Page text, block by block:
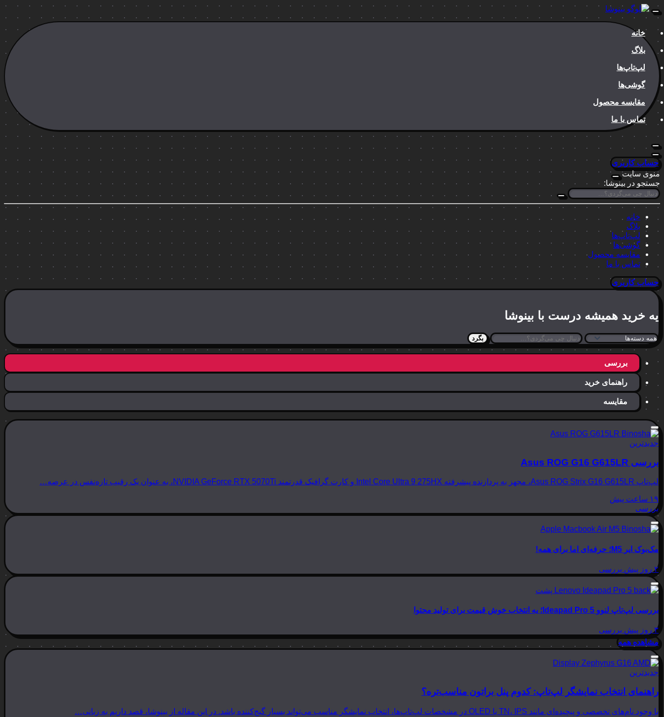
خانه
بلاگ
لپ‌تاپ‌ها
گوشی‌ها
مقایسه محصول
تماس با ما
حساب کاربری
منوی سایت
جستجو در بینوشا:
خانه
بلاگ
لپ‌تاپ‌ها
گوشی‌ها
مقایسه محصول
تماس با ما
حساب کاربری
یه خرید همیشه درست با بینوشا
بگرد
بررسی
راهنمای خرید
مقایسه
جدیدترین
بررسی Asus ROG G16 G615LR
لپ‌تاپ Asus ROG Strix G16 G615LR، مجهز به پردازنده پیشرفته Intel Core Ultra 9 275HX و کارت گرافیک قدرتمند NVIDIA GeForce RTX 5070Ti، به عنوان یک رقیب تازه‌نفس در عرصه…
۱۹ ساعت پیش
بررسی
مک‌بوک ایر M5؛ حرفه‌ای اما برای همه!
۲ روز پیش بررسی
بررسی لپ‌تاپ لنوو Ideapad Pro 5؛ یه انتخاب خوش قیمت برای تولید محتوا
۳ روز پیش
بررسی
مشاهده همه
جدیدترین
راهنمای انتخاب نمایشگر لپ‌تاپ: کدوم پنل براتون مناسب‌تره؟
با وجود نام‌های تخصصی و پیچیده‌ای مانند TN، IPS یا OLED در مشخصات لپ‌تاپ‌ها، انتخاب نمایشگر مناسب می‌تواند بسیار گیج‌کننده باشد. در این مقاله از بینوشا، قصد داریم به زبانی…